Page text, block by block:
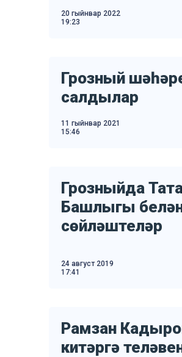
20 гыйнвар 2022
19:23
Грозный
салдылар
11 гыйнвар 2021
15:46
Грозныйда
Башлыгы
сөйләштеләр
24 август 2019
17:41
Рамзан
китәргә